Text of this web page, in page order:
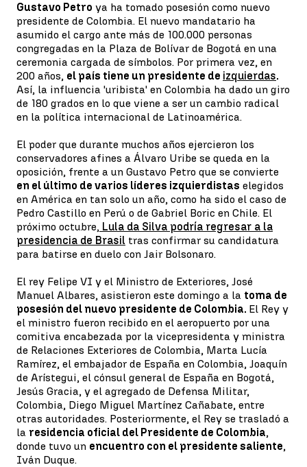
Gustavo Petro ya ha tomado posesión como nuevo
presidente de Colombia. El nuevo mandatario ha
asumido el cargo ante más de 100.000 personas
congregadas en la Plaza de Bolívar de Bogotá en una
ceremonia cargada de símbolos. Por primera vez, en
200 años, el país tiene un presidente de izquierdas.
Así, la influencia 'uribista' en Colombia ha dado un giro
de 180 grados en lo que viene a ser un cambio radical
en la política internacional de Latinoamérica.
El poder que durante muchos años ejercieron los
conservadores afines a Álvaro Uribe se queda en la
oposición, frente a un Gustavo Petro que se convierte
en el último de varios líderes izquierdistas elegidos
en América en tan solo un año, como ha sido el caso de
Pedro Castillo en Perú o de Gabriel Boric en Chile. El
próximo octubre, Lula da Silva podría regresar a la
presidencia de Brasil tras confirmar su candidatura
para batirse en duelo con Jair Bolsonaro.
El rey Felipe VI y el Ministro de Exteriores, José
Manuel Albares, asistieron este domingo a la toma de
posesión del nuevo presidente de Colombia. El Rey y
el ministro fueron recibido en el aeropuerto por una
comitiva encabezada por la vicepresidenta y ministra
de Relaciones Exteriores de Colombia, Marta Lucía
Ramírez, el embajador de España en Colombia, Joaquín
de Arístegui, el cónsul general de España en Bogotá,
Jesús Gracia, y el agregado de Defensa Militar,
Colombia, Diego Miguel Martínez Cañabate, entre
otras autoridades. Posteriormente, el Rey se trasladó a
la residencia oficial del Presidente de Colombia,
donde tuvo un encuentro con el presidente saliente,
Iván Duque.